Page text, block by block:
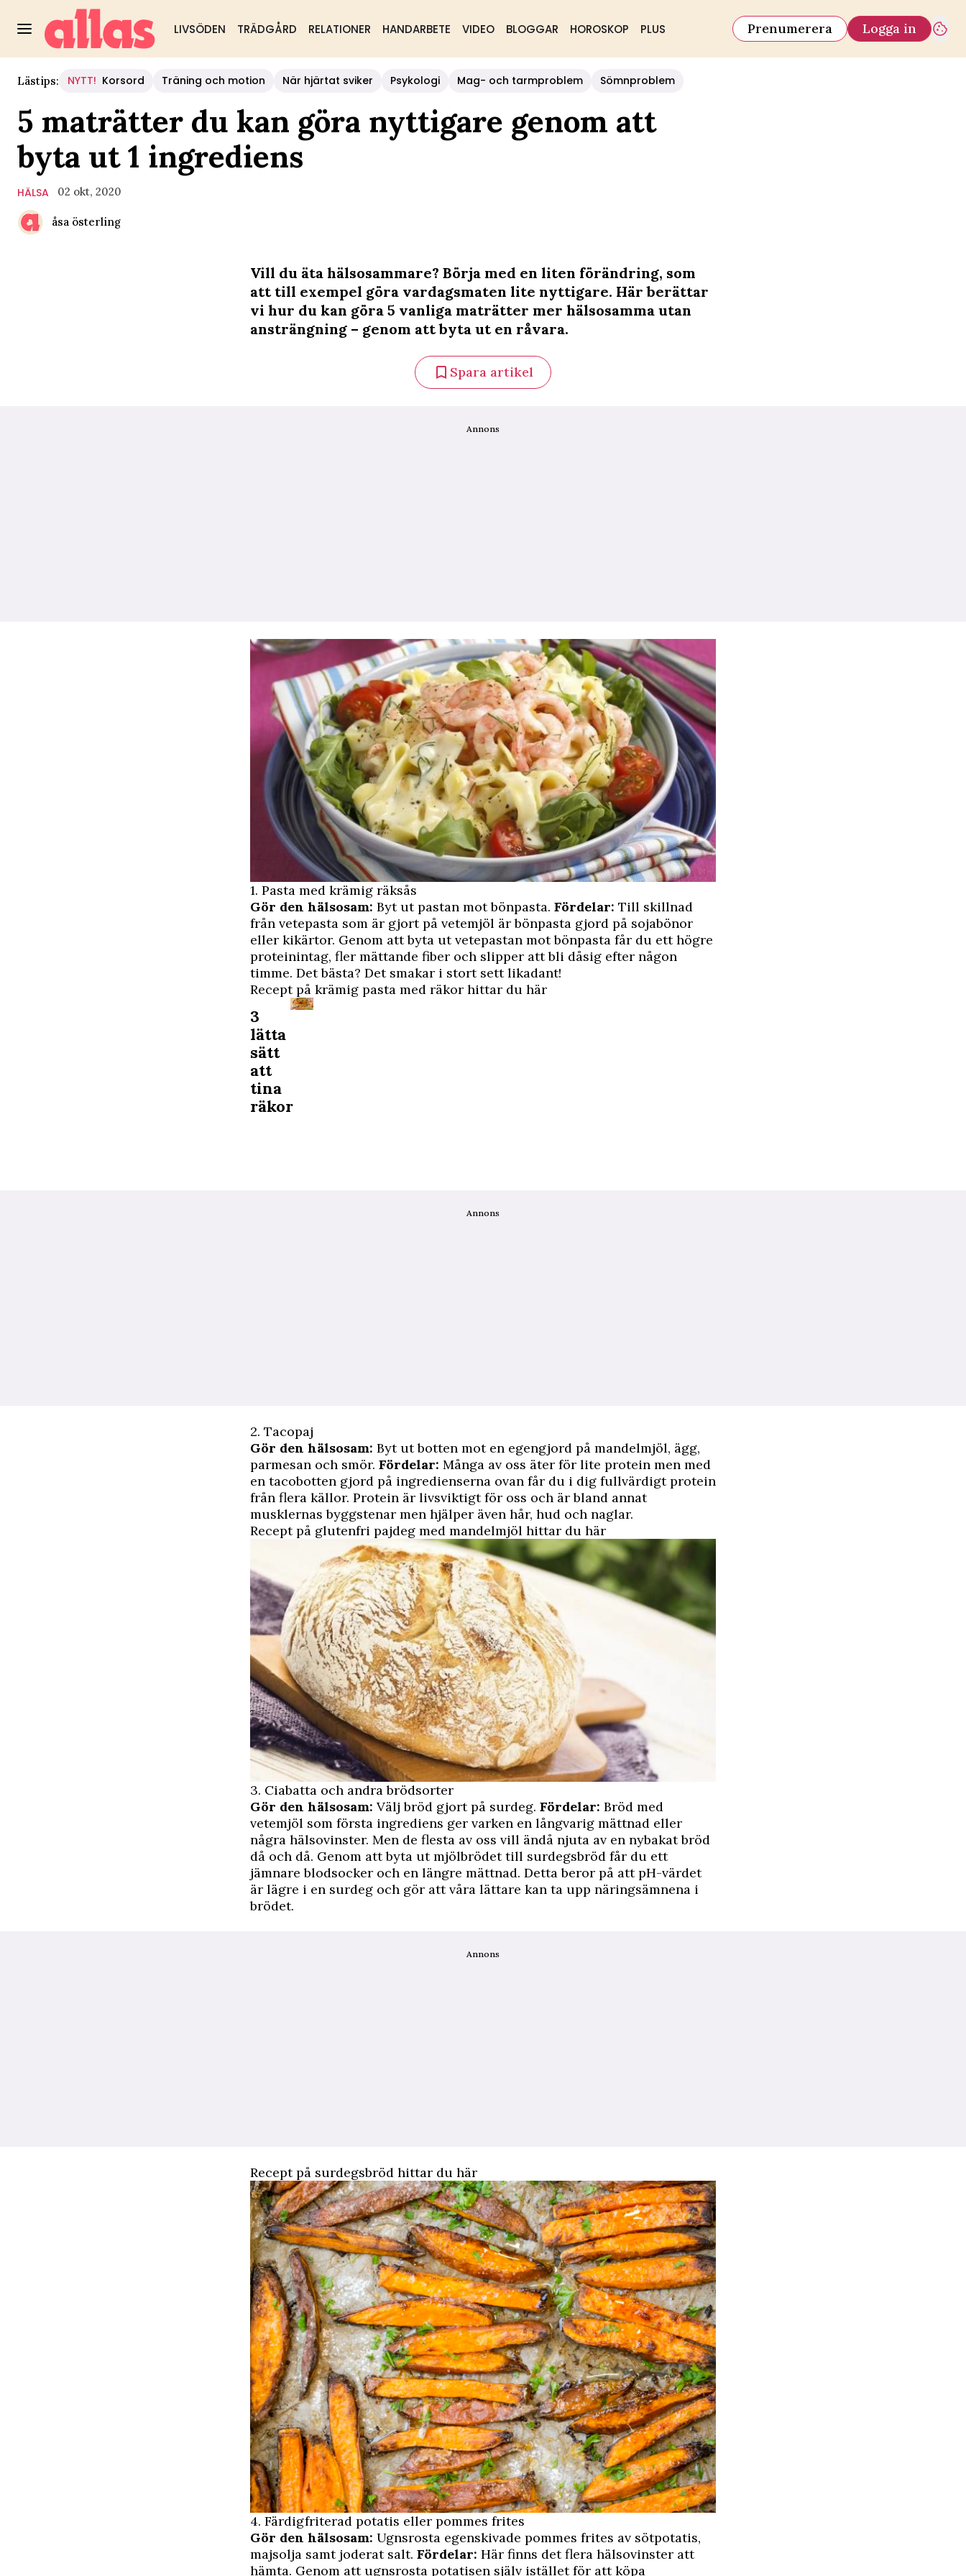
LIVSÖDEN TRÄDGÅRD RELATIONER HANDARBETE VIDEO BLOGGAR HOROSKOP PLUS Prenumerera Logga in
Lästips: NYTT! Korsord Träning och motion När hjärtat sviker Psykologi Mag- och tarmproblem Sömnproblem
5 maträtter du kan göra nyttigare genom att
byta ut 1 ingrediens
HÄLSA 02 okt, 2020
åsa österling
Vill du äta hälsosammare? Börja med en liten förändring, som
att till exempel göra vardagsmaten lite nyttigare. Här berättar
vi hur du kan göra 5 vanliga maträtter mer hälsosamma utan
ansträngning – genom att byta ut en råvara.
Spara artikel
Annons
1. Pasta med krämig räksås
Gör den hälsosam: Byt ut pastan mot bönpasta. Fördelar: Till skillnad
från vetepasta som är gjort på vetemjöl är bönpasta gjord på sojabönor
eller kikärtor. Genom att byta ut vetepastan mot bönpasta får du ett högre
proteinintag, fler mättande fiber och slipper att bli dåsig efter någon
timme. Det bästa? Det smakar i stort sett likadant!
Recept på krämig pasta med räkor hittar du här
3
lätta
sätt
att
tina
räkor
Annons
2. Tacopaj
Gör den hälsosam: Byt ut botten mot en egengjord på mandelmjöl, ägg,
parmesan och smör. Fördelar: Många av oss äter för lite protein men med
en tacobotten gjord på ingredienserna ovan får du i dig fullvärdigt protein
från flera källor. Protein är livsviktigt för oss och är bland annat
musklernas byggstenar men hjälper även hår, hud och naglar.
Recept på glutenfri pajdeg med mandelmjöl hittar du här
3. Ciabatta och andra brödsorter
Gör den hälsosam: Välj bröd gjort på surdeg. Fördelar: Bröd med
vetemjöl som första ingrediens ger varken en långvarig mättnad eller
några hälsovinster. Men de flesta av oss vill ändå njuta av en nybakat bröd
då och då. Genom att byta ut mjölbrödet till surdegsbröd får du ett
jämnare blodsocker och en längre mättnad. Detta beror på att pH-värdet
är lägre i en surdeg och gör att våra lättare kan ta upp näringsämnena i
brödet.
Annons
Recept på surdegsbröd hittar du här
4. Färdigfriterad potatis eller pommes frites
Gör den hälsosam: Ugnsrosta egenskivade pommes frites av sötpotatis,
majsolja samt joderat salt. Fördelar: Här finns det flera hälsovinster att
hämta. Genom att ugnsrosta potatisen själv istället för att köpa